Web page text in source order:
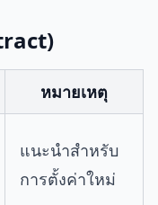
หมายเหตุ
แนะนำสำหรับ
การตั้งค่าใหม่